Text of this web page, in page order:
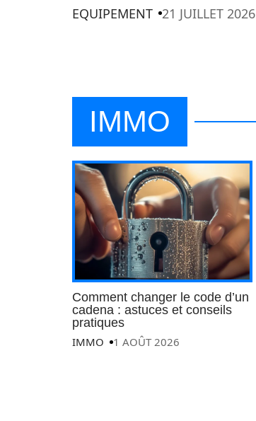
EQUIPEMENT 21 JUILLET 2026
IMMO
Comment changer le code d’un
cadena : astuces et conseils
pratiques
IMMO
1 AOÛT 2026